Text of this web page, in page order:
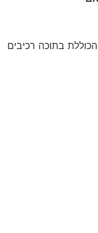
הכוללת בתוכה רכיבים